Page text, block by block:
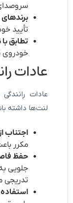
برندهای
تأیید
تطابق
خودروی
عادات
عادات
لنت‌ها داشته
اجتناب
مکرر
حفظ
جلویی
تدریجی
استفاده